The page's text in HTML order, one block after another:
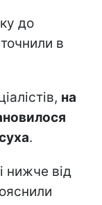
до
в
на
.
нижче від